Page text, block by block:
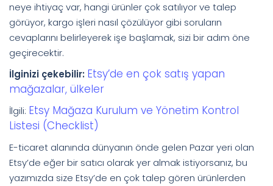
neye ihtiyaç var, hangi ürünler çok satılıyor ve talep
görüyor, kargo işleri nasıl çözülüyor gibi soruların
cevaplarını belirleyerek işe başlamak, sizi bir adım öne
geçirecektir.
İlginizi çekebilir: Etsy’de en çok satış yapan
mağazalar, ülkeler
İlgili: Etsy Mağaza Kurulum ve Yönetim Kontrol
Listesi (Checklist)
E-ticaret alanında dünyanın önde gelen Pazar yeri olan
Etsy’de eğer bir satıcı olarak yer almak istiyorsanız, bu
yazımızda size Etsy’de en çok talep gören ürünlerden